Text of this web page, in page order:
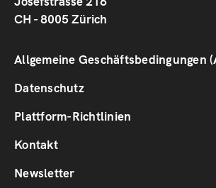
CH - 8005 Zürich
Footer
1
Allgemeine Geschäftsbedingungen
Datenschutz
Plattform-Richtlinien
Footer
2
Kontakt
Newsletter